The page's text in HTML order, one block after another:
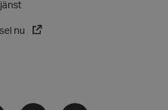
nu
tillåter
kan inte